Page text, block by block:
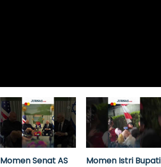
Momen Senat AS
Momen Istri Bupati